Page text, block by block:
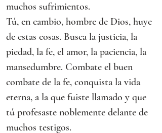
muchos sufrimientos.
Tú, en cambio, hombre de Dios, huye
de estas cosas. Busca la justicia, la
piedad, la fe, el amor, la paciencia, la
mansedumbre. Combate el buen
combate de la fe, conquista la vida
eterna, a la que fuiste llamado y que
tú profesaste noblemente delante de
muchos testigos.